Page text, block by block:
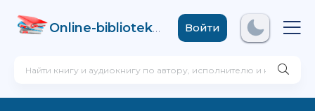
Online-biblioteka .comВойти